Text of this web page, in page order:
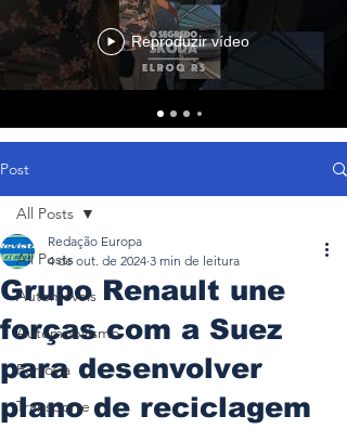
Reproduzir vídeo
Post
All Posts
Automóveis
Automobilismo
Ferrovia
Transporte
All Posts
Grupo Renault une
forças com a Suez
para desenvolver
plano de reciclagem
Redação Europa
4 de out. de 2024 3 min de leitura